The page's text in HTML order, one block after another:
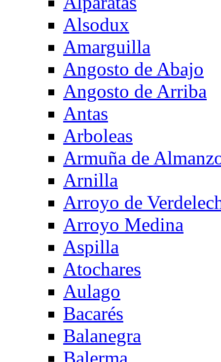
Alsodux
Amarguilla
Angosto de Abajo
Angosto de Arriba
Antas
Arboleas
Armuña de
Arnilla
Arroyo de
Arroyo Medina
Aspilla
Atochares
Aulago
Bacarés
Balanegra
Balerma